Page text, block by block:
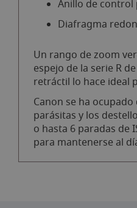
Anillo de control
Diafragma
Un rango de zoom
espejo de la serie R
retráctil lo hace ideal
Canon se ha
parásitas y los
o hasta 6 paradas de
para mantenerse al